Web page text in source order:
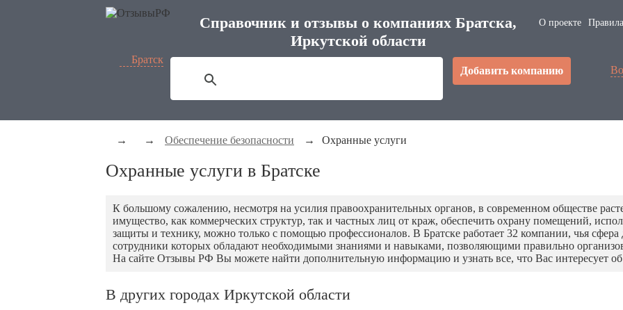
Справочник и отзывы о компаниях Братска,
Иркутской области
О проекте
Братск
Добавить компанию
→ → Обеспечение безопасности → Охранные услуги
Охранные услуги в Братске
К большому сожалению, несмотря на усилия правоохранительных органов, в современном обществе
имущество, как коммерческих структур, так и частных лиц от краж, обеспечить охрану помещений,
защиты и технику, можно только с помощью профессионалов. В Братске работает 32 компании, чья сфера
сотрудники которых обладают необходимыми знаниями и навыками, позволяющими правильно
На сайте Отзывы РФ Вы можете найти дополнительную информацию и узнать все, что Вас интересует об
В других городах Иркутской области